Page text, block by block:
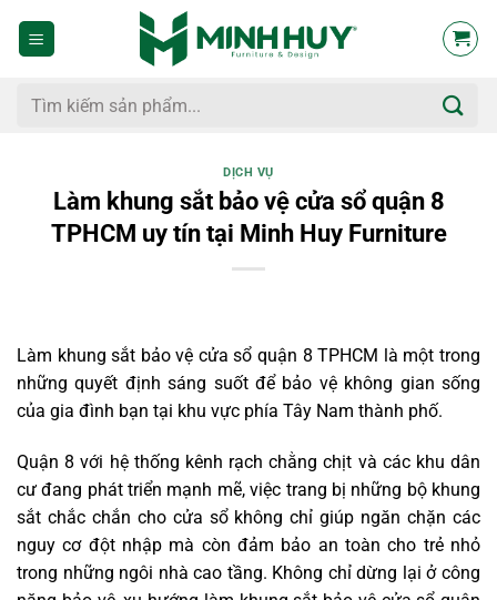
dung
Tìm
DỊCH VỤ
Làm khung sắt bảo vệ cửa sổ quận 8
TPHCM uy tín tại Minh Huy Furniture
Làm khung sắt bảo vệ cửa sổ quận 8 TPHCM là một trong
những quyết định sáng suốt để bảo vệ không gian sống
của gia đình bạn tại khu vực phía Tây Nam thành phố.
Quận 8 với hệ thống kênh rạch chằng chịt và các khu dân
cư đang phát triển mạnh mẽ, việc trang bị những bộ khung
sắt chắc chắn cho cửa sổ không chỉ giúp ngăn chặn các
nguy cơ đột nhập mà còn đảm bảo an toàn cho trẻ nhỏ
trong những ngôi nhà cao tầng. Không chỉ dừng lại ở công